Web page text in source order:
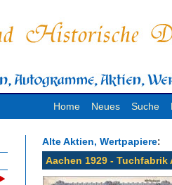
Home Neues Suche
Alte Aktien, Wertpapiere:
Aachen 1929 - Tuchfabrik